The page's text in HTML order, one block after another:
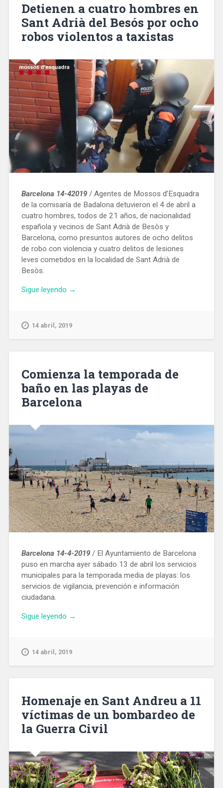
en
la
T2,
superficie»
Detienen a cuatro hombres en
Sant Adrià del Besós por ocho
robos violentos a taxistas
Barcelona 14-42019 / Agentes de Mossos d’Esquadra
de la comisaría de Badalona detuvieron el 4 de abril a
cuatro hombres, todos de 21 años, de nacionalidad
española y vecinos de Sant Adrià de Besòs y
Barcelona, ​​como presuntos autores de ocho delitos
de robo con violencia y cuatro delitos de lesiones
leves cometidos en la localidad de Sant Adrià de
Besòs.
Sigue leyendo «Detienen
hombres
Besós
por
ocho
→
14 abril, 2019
Comienza la temporada de
baño en las playas de
Barcelona
Barcelona 14-4-2019 / El Ayuntamiento de Barcelona
puso en marcha ayer sábado 13 de abril los servicios
municipales para la temporada media de playas: los
servicios de vigilancia, prevención e información
ciudadana.
Sigue leyendo «Comienza
de
de
Barcelona»
→
14 abril, 2019
Homenaje en Sant Andreu a 11
víctimas de un bombardeo de
la Guerra Civil